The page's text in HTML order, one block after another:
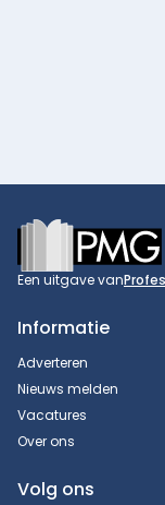
Footer
Een uitgave van
Informatie
Adverteren
Nieuws melden
Vacatures
Over ons
Volg ons